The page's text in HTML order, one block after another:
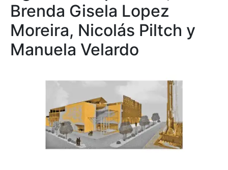
Brenda Gisela Lopez
Moreira, Nicolás Piltch y
Manuela Velardo